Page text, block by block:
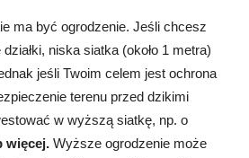
ma być ogrodzenie. Jeśli chcesz
niska siatka (około 1 metra)
jeśli Twoim celem jest ochrona
terenu przed dzikimi
w wyższą siatkę, np. o
więcej. Wyższe ogrodzenie może